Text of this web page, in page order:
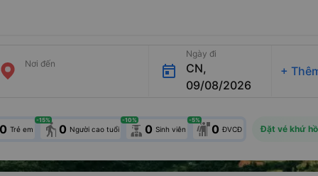
Nơi đến
Ngày đi
CN,
09/08/2026
+
0 Trẻ em elderly 0 Người cao tuổi
-15%
0 Sinh viên
-10%
0 ĐVCĐ
-5%
Đặt vé khứ